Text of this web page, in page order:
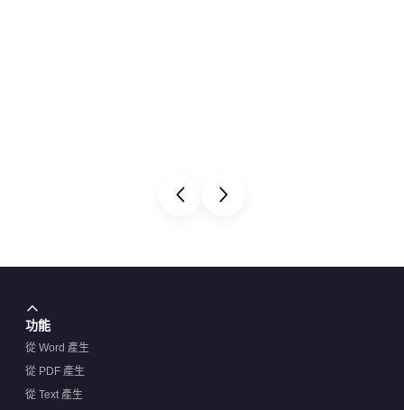
功能
從 Word 產生
從 PDF 產生
從 Text 產生